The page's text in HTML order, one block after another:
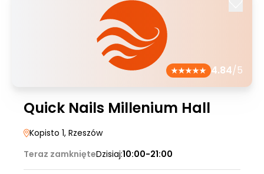
4.84/5
Quick Nails Millenium Hall
Kopisto 1, Rzeszów
Teraz zamknięteDzisiaj:10:00-21:00